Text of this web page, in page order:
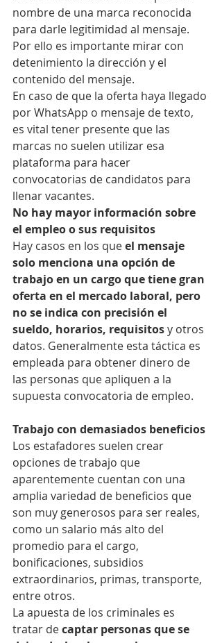
nombre de una marca reconocida
para darle legitimidad al mensaje.
Por ello es importante mirar con
detenimiento la dirección y el
contenido del mensaje.
En caso de que la oferta haya llegado
por WhatsApp o mensaje de texto,
es vital tener presente que las
marcas no suelen utilizar esa
plataforma para hacer
convocatorias de candidatos para
llenar vacantes.
No hay mayor información sobre
el empleo o sus requisitos
Hay casos en los que el mensaje
solo menciona una opción de
trabajo en un cargo que tiene gran
oferta en el mercado laboral, pero
no se indica con precisión el
sueldo, horarios, requisitos y otros
datos. Generalmente esta táctica es
empleada para obtener dinero de
las personas que apliquen a la
supuesta convocatoria de empleo.
Trabajo con demasiados beneficios
Los estafadores suelen crear
opciones de trabajo que
aparentemente cuentan con una
amplia variedad de beneficios que
son muy generosos para ser reales,
como un salario más alto del
promedio para el cargo,
bonificaciones, subsidios
extraordinarios, primas, transporte,
entre otros.
La apuesta de los criminales es
tratar de captar personas que se